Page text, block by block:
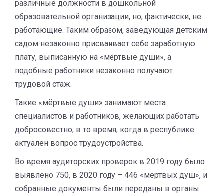
различные должности в дошкольной
образовательной организации, но, фактически, не
работающие. Таким образом, заведующая детским
садом незаконно присваивает себе заработную
плату, выписанную на «мёртвые души», а
подобные работники незаконно получают
трудовой стаж.
Такие «мёртвые души» занимают места
специалистов и работников, желающих работать
добросовестно, в то время, когда в республике
актуален вопрос трудоустройства.
Во время аудиторских проверок в 2019 году было
выявлено 750, в 2020 году – 446 «мёртвых душ», и
собранные документы были переданы в органы